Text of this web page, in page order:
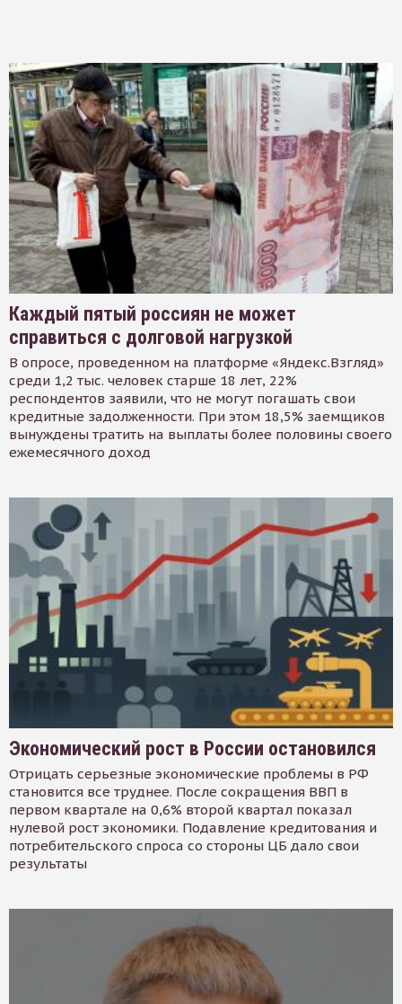
Каждый пятый россиян не может
справиться с долговой нагрузкой
В опросе, проведенном на платформе «Яндекс.Взгляд»
среди 1,2 тыс. человек старше 18 лет, 22%
респондентов заявили, что не могут погашать свои
кредитные задолженности. При этом 18,5% заемщиков
вынуждены тратить на выплаты более половины своего
ежемесячного доход
Экономический рост в России остановился
Отрицать серьезные экономические проблемы в РФ
становится все труднее. После сокращения ВВП в
первом квартале на 0,6% второй квартал показал
нулевой рост экономики. Подавление кредитования и
потребительского спроса со стороны ЦБ дало свои
результаты